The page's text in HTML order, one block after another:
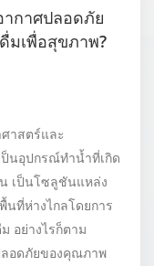
กาศปลอดภัย
มเพื่อสุขภาพ?
าสตร์และ
ป็นอุปกรณ์ทำน้ำที่เกิด
เป็นโซลูชันแหล่ง
ที่ห่างไกลโดยการ
อย่างไรก็ตาม
ลอดภัยของคุณภาพ